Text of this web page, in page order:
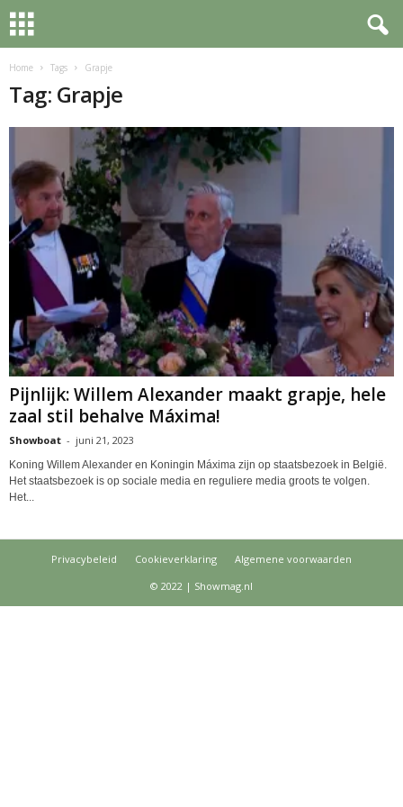
Home Tags Grapje
Tag: Grapje
Pijnlijk: Willem Alexander maakt grapje, hele
zaal stil behalve Máxima!
Showboat - juni 21, 2023
Koning Willem Alexander en Koningin Máxima zijn op staatsbezoek in België.
Het staatsbezoek is op sociale media en reguliere media groots te volgen.
Het...
Privacybeleid Cookieverklaring
Algemene voorwaarden
© 2022 | Showmag.nl